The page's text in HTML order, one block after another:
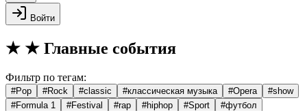
Войти
★ ★ Главные события
Фильтр по тегам:
#Pop #Rock #classic #классическая музыка #Opera #show
#Formula 1 #Festival #rap #hiphop #Sport #футбол